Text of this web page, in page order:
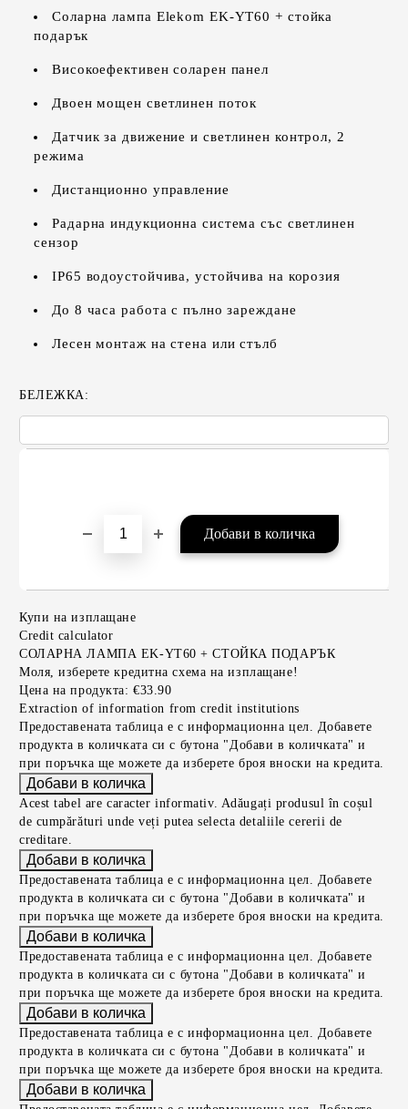
Соларна лампа Elekom EK-YT60 + стойка
подарък
Високоефективен соларен панел
Двоен мощен светлинен поток
Датчик за движение и светлинен контрол, 2
режима
Дистанционно управление
Радарна индукционна система със светлинен
сензор
IP65 водоустойчива, устойчива на корозия
До 8 часа работа с пълно зареждане
Лесен монтаж на стена или стълб
БЕЛЕЖКА:
Купи на изплащане
Credit calculator
СОЛАРНА ЛАМПА EK-YT60 + СТОЙКА ПОДАРЪК
Моля, изберете кредитна схема на изплащане!
Цена на продукта: €33.90
Extraction of information from credit institutions
Предоставената таблица е с информационна цел. Добавете
продукта в количката си с бутона "Добави в количката" и
при поръчка ще можете да изберете броя вноски на кредита.
Acest tabel are caracter informativ. Adăugați produsul în coșul
de cumpărături unde veți putea selecta detaliile cererii de
creditare.
Предоставената таблица е с информационна цел. Добавете
продукта в количката си с бутона "Добави в количката" и
при поръчка ще можете да изберете броя вноски на кредита.
Предоставената таблица е с информационна цел. Добавете
продукта в количката си с бутона "Добави в количката" и
при поръчка ще можете да изберете броя вноски на кредита.
Предоставената таблица е с информационна цел. Добавете
продукта в количката си с бутона "Добави в количката" и
при поръчка ще можете да изберете броя вноски на кредита.